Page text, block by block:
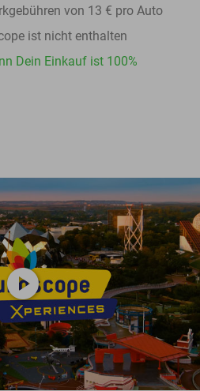
von 13 € pro Auto
ist nicht enthalten
Dein Einkauf ist 100%
play_circle